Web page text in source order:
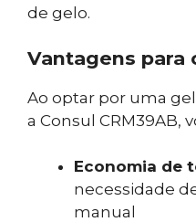
de gelo.
Vantagens para
Ao optar por uma
a Consul CRM39AB,
Economia de
necessidade
manual